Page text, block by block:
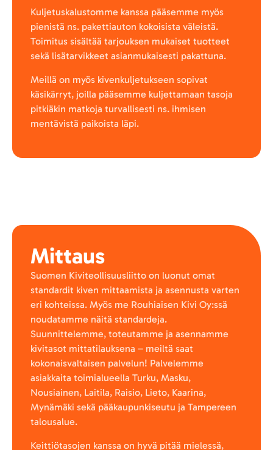
Kuljetuskalustomme kanssa pääsemme myös
pienistä ns. pakettiauton kokoisista väleistä.
Toimitus sisältää tarjouksen mukaiset tuotteet
sekä lisätarvikkeet asianmukaisesti pakattuna.
Meillä on myös kivenkuljetukseen sopivat
käsikärryt, joilla pääsemme kuljettamaan tasoja
pitkiäkin matkoja turvallisesti ns. ihmisen
mentävistä paikoista läpi.
Mittaus
Suomen Kiviteollisuusliitto on luonut omat
standardit kiven mittaamista ja asennusta varten
eri kohteissa. Myös me Rouhiaisen Kivi Oy:ssä
noudatamme näitä standardeja.
Suunnittelemme, toteutamme ja asennamme
kivitasot mittatilauksena – meiltä saat
kokonaisvaltaisen palvelun! Palvelemme
asiakkaita toimialueella Turku, Masku,
Nousiainen, Laitila, Raisio, Lieto, Kaarina,
Mynämäki sekä pääkaupunkiseutu ja Tampereen
talousalue.
Keittiötasojen kanssa on hyvä pitää mielessä,